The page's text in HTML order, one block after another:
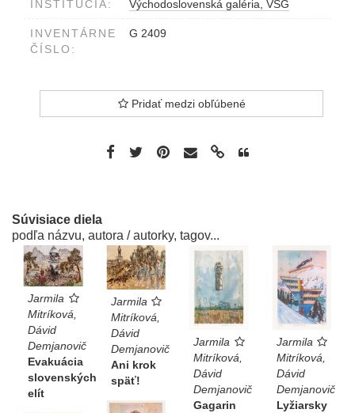
INŠTITÚCIA: Východoslovenská galéria, VSG
INVENTÁRNE
ČÍSLO:
G 2409
Pridať medzi obľúbené
Súvisiace diela
podľa názvu, autora / autorky, tagov...
Jarmila
Mitríková,
Dávid
Demjanovič
Evakuácia
slovenských
elít
Jarmila
Mitríková,
Dávid
Demjanovič
Ani krok
späť!
Jarmila
Mitríková,
Dávid
Demjanovič
Gagarin
Jarmila
Mitríková,
Dávid
Demjanovič
Lyžiarsky